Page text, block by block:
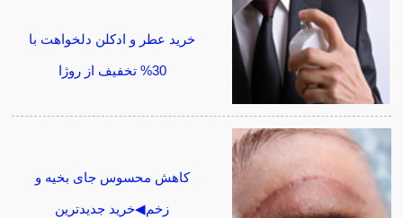
خرید عطر و ادکلن دلخواهت با
30% تخفیف از روژا
کاهش محسوس جای بخیه و
زخم◀خرید جدیدترین